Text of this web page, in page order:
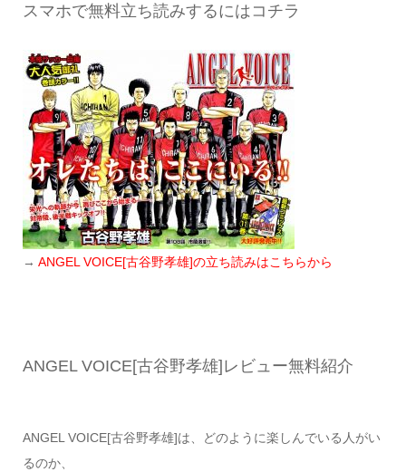
スマホで無料立ち読みするにはコチラ
→ ANGEL VOICE[古谷野孝雄]の立ち読みはこちらから
ANGEL VOICE[古谷野孝雄]レビュー無料紹介
ANGEL VOICE[古谷野孝雄]は、どのように楽しんでいる人がい
るのか、